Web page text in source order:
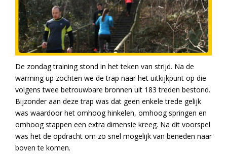
De zondag training stond in het teken van strijd. Na de
warming up zochten we de trap naar het uitkijkpunt op die
volgens twee betrouwbare bronnen uit 183 treden bestond.
Bijzonder aan deze trap was dat geen enkele trede gelijk
was waardoor het omhoog hinkelen, omhoog springen en
omhoog stappen een extra dimensie kreeg. Na dit voorspel
was het de opdracht om zo snel mogelijk van beneden naar
boven te komen.